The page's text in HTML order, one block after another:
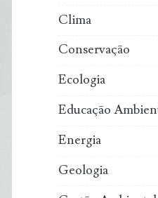
Clima
Conservação
Ecologia
Educação
Energia
Geologia